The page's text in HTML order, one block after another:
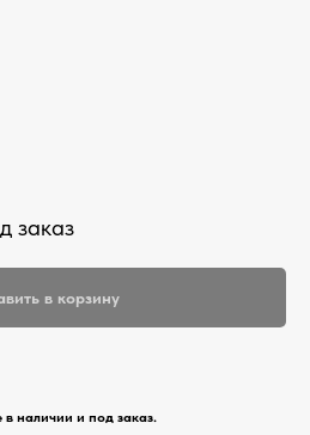
заказ
в корзину
наличии и под заказ.